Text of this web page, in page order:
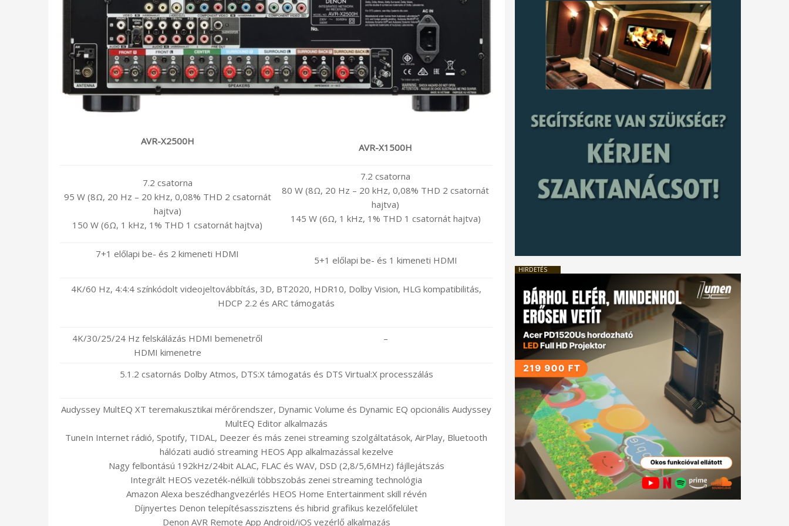
AVR-X2500H
AVR-X1500H
7.2 csatorna
95 W (8Ω, 20 Hz – 20 kHz, 0,08% THD 2 csatornát
hajtva)
150 W (6Ω, 1 kHz, 1% THD 1 csatornát hajtva)
7.2 csatorna
80 W (8Ω, 20 Hz – 20 kHz, 0,08% THD 2 csatornát
hajtva)
145 W (6Ω, 1 kHz, 1% THD 1 csatornát hajtva)
7+1 előlapi be- és 2 kimeneti HDMI
5+1 előlapi be- és 1 kimeneti HDMI
4K/60 Hz, 4:4:4 színkódolt videojeltovábbítás, 3D, BT2020, HDR10, Dolby Vision, HLG kompatibilitás,
HDCP 2.2 és ARC támogatás
4K/30/25/24 Hz felskálázás HDMI bemenetről
HDMI kimenetre
–
5.1.2 csatornás Dolby Atmos, DTS:X támogatás és DTS Virtual:X processzálás
Audyssey MultEQ XT teremakusztikai mérőrendszer, Dynamic Volume és Dynamic EQ opcionális Audyssey
MultEQ Editor alkalmazás
TuneIn Internet rádió, Spotify, TIDAL, Deezer és más zenei streaming szolgáltatások, AirPlay, Bluetooth
hálózati audió streaming HEOS App alkalmazással kezelve
Nagy felbontású 192kHz/24bit ALAC, FLAC és WAV, DSD (2,8/5,6MHz) fájllejátszás
Integrált HEOS vezeték-nélküli többszobás zenei streaming technológia
Amazon Alexa beszédhangvezérlés HEOS Home Entertainment skill révén
Díjnyertes Denon telepítésasszisztens és hibrid grafikus kezelőfelület
Denon AVR Remote App Android/iOS vezérlő alkalmazás
HIRDETÉS